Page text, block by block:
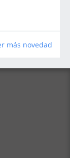
más novedad